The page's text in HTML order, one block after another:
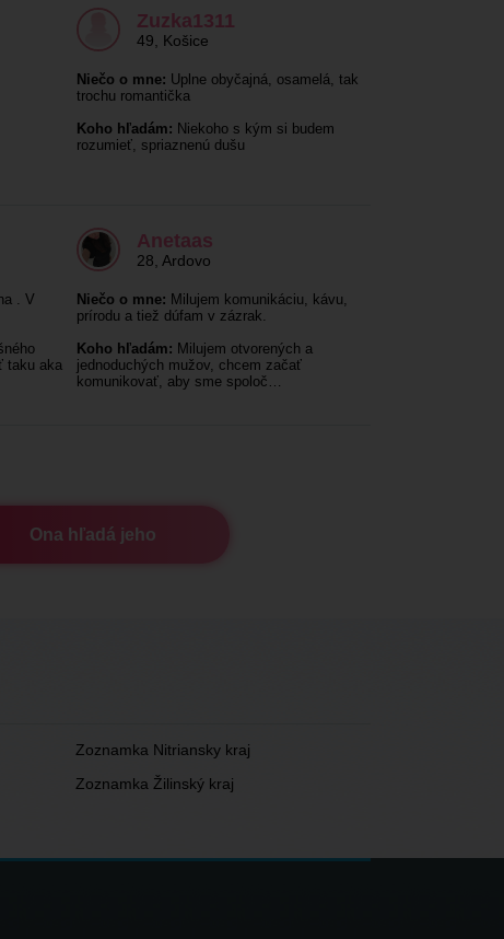
Zuzka1311
49 Košice
Niečo o mne: Uplne obyčajná, osamelá, tak
trochu romantička
Koho hľadám: Niekoho s kým si budem
rozumieť, spriaznenú dušu
. V
taku aka
Anetaas
28 Ardovo
Niečo o mne: Milujem komunikáciu, kávu,
prírodu a tiež dúfam v zázrak.
Koho hľadám: Milujem otvorených a
jednoduchých mužov, chcem začať
komunikovať, aby sme spoloč…
Ona hľadá jeho
Zoznamka Nitriansky kraj
Zoznamka Žilinský kraj